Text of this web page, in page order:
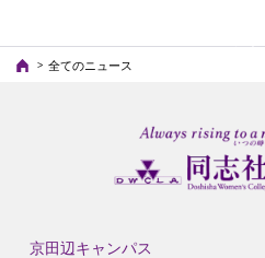
ジ）
全てのニュース
京田辺キャンパス